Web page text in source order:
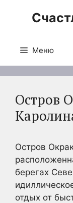
Меню
Остров
Остров
берегах
отдых от